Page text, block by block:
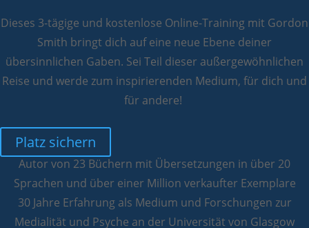
Dieses 3-tägige und kostenlose Online-Training mit Gordon
Smith bringt dich auf eine neue Ebene deiner
übersinnlichen Gaben. Sei Teil dieser außergewöhnlichen
Reise und werde zum inspirierenden Medium, für dich und
für andere!
Platz sichern
Autor von 23 Büchern mit Übersetzungen in über 20
Sprachen und über einer Million verkaufter Exemplare
30 Jahre Erfahrung als Medium und Forschungen zur
Medialität und Psyche an der Universität von Glasgow